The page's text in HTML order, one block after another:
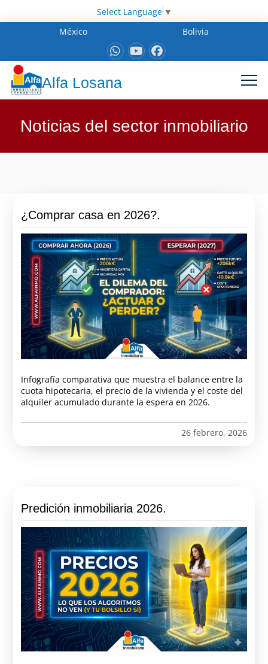
Select Language ▼
México
Bolivia
Alfa Losana
Noticias del sector inmobiliario
¿Comprar casa en 2026?.
Infografía comparativa que muestra el balance entre la
cuota hipotecaria, el precio de la vivienda y el coste del
alquiler acumulado durante la espera en 2026.
26 febrero, 2026
Predición inmobiliaria 2026.